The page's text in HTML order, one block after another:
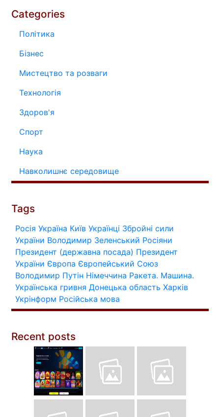
Categories
Політика
Бізнес
Мистецтво та розваги
Технологія
Здоров'я
Спорт
Наука
Навколишнє середовище
Tags
Росія Україна Київ Українці Збройні сили
України Володимир Зеленський Росіяни
Президент (державна посада) Президент
України Європа Європейський Союз
Володимир Путін Німеччина Ракета. Машина.
Українська гривня Донецька область Харків
Укрінформ Російська мова
Recent posts